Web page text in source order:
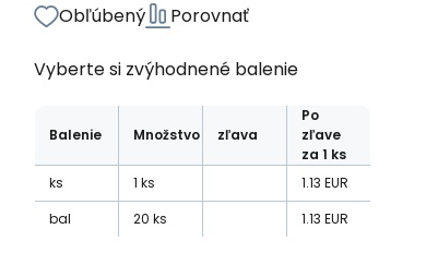
Obľúbený Porovnať
Vyberte si zvýhodnené balenie
Balenie Množstvo zľava
Po
zľave
za 1 ks
ks
1 ks 1.13 EUR
bal
20 ks 1.13 EUR